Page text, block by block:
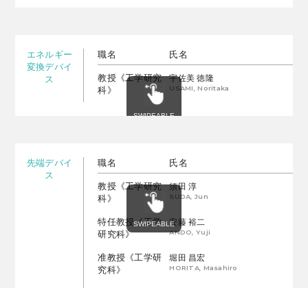
エネルギー
変換デバイ
ス
職名 氏名
教授《工学研究
科》
宇佐美 徳隆
USAMI, Noritaka
先端デバイ
ス
職名 氏名
教授《工学研究
科》
須田 淳
SUDA, Jun
特任教授《工学
研究科》
安藤 裕二
ANDO, Yuji
准教授《工学研
究科》
堀田 昌宏
HORITA, Masahiro